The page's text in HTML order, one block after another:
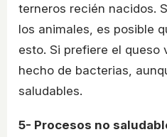
terneros recién nacidos.
los animales, es posible
esto. Si prefiere el queso
hecho de bacterias,
saludables.
5- Procesos no